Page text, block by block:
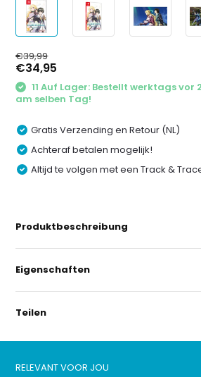
€39,99
€34,95
11 Auf Lager: Bestellt werktags vor
am selben Tag!
Gratis Verzending en Retour (NL)
Achteraf betalen mogelijk!
Altijd te volgen met een Track &
Produktbeschreibung
Eigenschaften
Teilen
RELEVANT VOOR JOU